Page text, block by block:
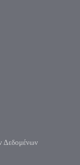
Δεδομένων